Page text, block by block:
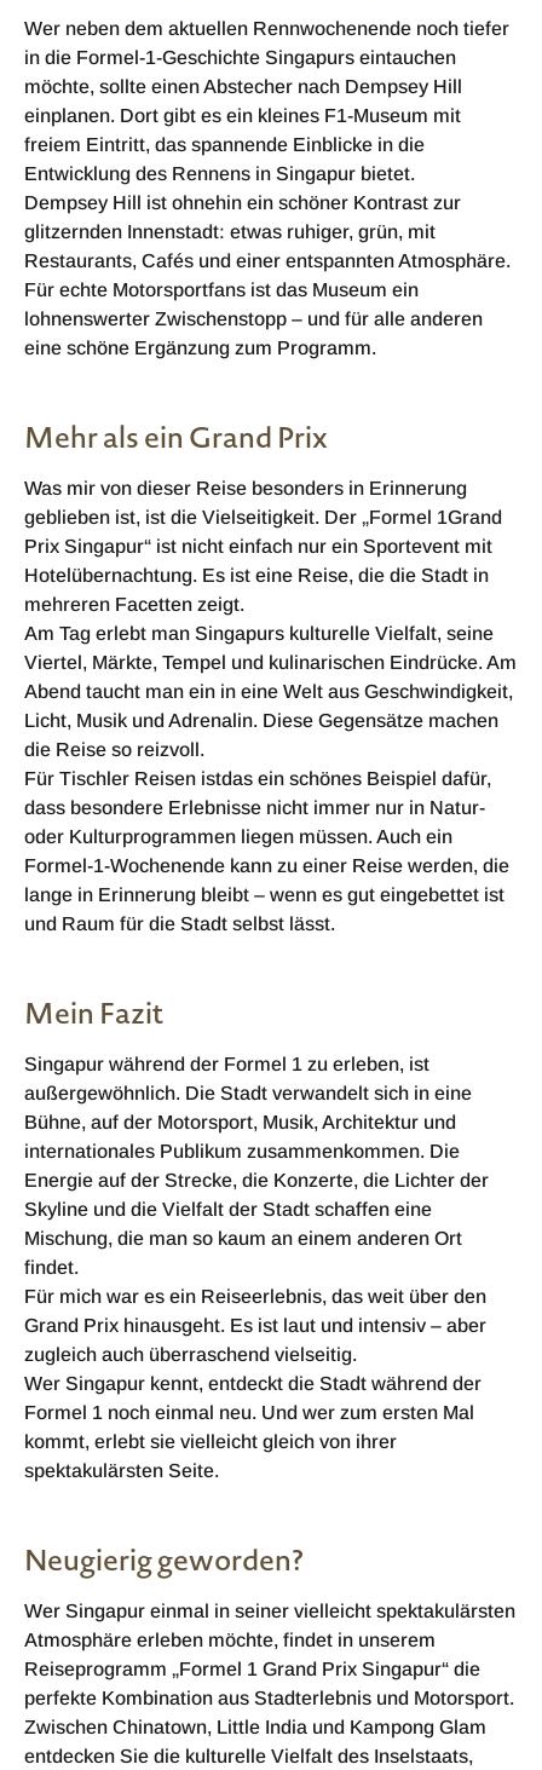
Wer neben dem aktuellen Rennwochenende noch tiefer
in die Formel-1-Geschichte Singapurs eintauchen
möchte, sollte einen Abstecher nach Dempsey Hill
einplanen. Dort gibt es ein kleines F1-Museum mit
freiem Eintritt, das spannende Einblicke in die
Entwicklung des Rennens in Singapur bietet.
Dempsey Hill ist ohnehin ein schöner Kontrast zur
glitzernden Innenstadt: etwas ruhiger, grün, mit
Restaurants, Cafés und einer entspannten Atmosphäre.
Für echte Motorsportfans ist das Museum ein
lohnenswerter Zwischenstopp – und für alle anderen
eine schöne Ergänzung zum Programm.
Mehr als ein Grand Prix
Was mir von dieser Reise besonders in Erinnerung
geblieben ist, ist die Vielseitigkeit. Der „Formel 1Grand
Prix Singapur“ ist nicht einfach nur ein Sportevent mit
Hotelübernachtung. Es ist eine Reise, die die Stadt in
mehreren Facetten zeigt.
Am Tag erlebt man Singapurs kulturelle Vielfalt, seine
Viertel, Märkte, Tempel und kulinarischen Eindrücke. Am
Abend taucht man ein in eine Welt aus Geschwindigkeit,
Licht, Musik und Adrenalin. Diese Gegensätze machen
die Reise so reizvoll.
Für Tischler Reisen istdas ein schönes Beispiel dafür,
dass besondere Erlebnisse nicht immer nur in Natur-
oder Kulturprogrammen liegen müssen. Auch ein
Formel-1-Wochenende kann zu einer Reise werden, die
lange in Erinnerung bleibt – wenn es gut eingebettet ist
und Raum für die Stadt selbst lässt.
Mein Fazit
Singapur während der Formel 1 zu erleben, ist
außergewöhnlich. Die Stadt verwandelt sich in eine
Bühne, auf der Motorsport, Musik, Architektur und
internationales Publikum zusammenkommen. Die
Energie auf der Strecke, die Konzerte, die Lichter der
Skyline und die Vielfalt der Stadt schaffen eine
Mischung, die man so kaum an einem anderen Ort
findet.
Für mich war es ein Reiseerlebnis, das weit über den
Grand Prix hinausgeht. Es ist laut und intensiv – aber
zugleich auch überraschend vielseitig.
Wer Singapur kennt, entdeckt die Stadt während der
Formel 1 noch einmal neu. Und wer zum ersten Mal
kommt, erlebt sie vielleicht gleich von ihrer
spektakulärsten Seite.
Neugierig geworden?
Wer Singapur einmal in seiner vielleicht spektakulärsten
Atmosphäre erleben möchte, findet in unserem
Reiseprogramm „Formel 1 Grand Prix Singapur“ die
perfekte Kombination aus Stadterlebnis und Motorsport.
Zwischen Chinatown, Little India und Kampong Glam
entdecken Sie die kulturelle Vielfalt des Inselstaats,